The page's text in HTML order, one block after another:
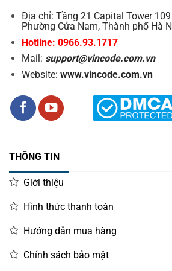
Địa chỉ: Tầng 21 Capital Tower
Phường Cửa Nam, Thành phố Hà
Hotline: 0966.93.1717
Mail: support@vincode.com.vn
Website: www.vincode.com.vn
THÔNG TIN
Giới thiệu
Hình thức thanh toán
Hướng dẫn mua hàng
Chính sách bảo mật